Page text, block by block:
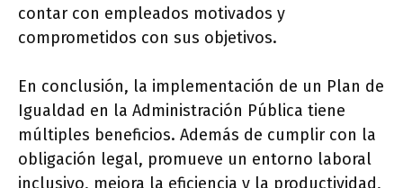
contar con empleados motivados y
comprometidos con sus objetivos.
En conclusión, la implementación de un Plan de
Igualdad en la Administración Pública tiene
múltiples beneficios. Además de cumplir con la
obligación legal, promueve un entorno laboral
inclusivo, mejora la eficiencia y la productividad,